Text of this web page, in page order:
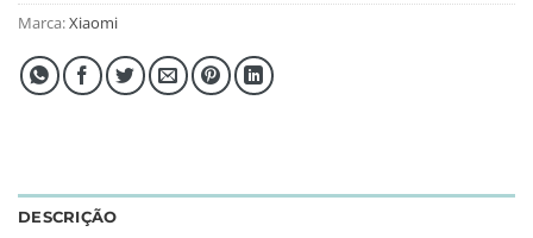
Marca:Xiaomi
DESCRIÇÃO